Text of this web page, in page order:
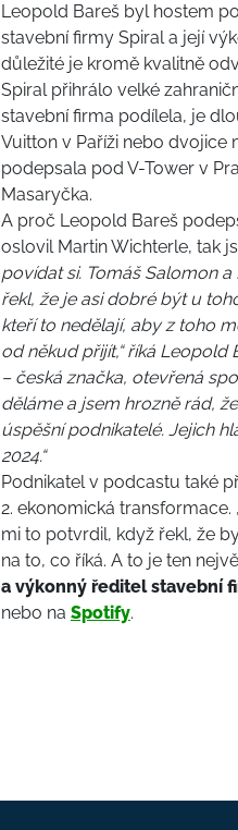
Leopold Bareš byl hostem
stavební firmy Spiral a její
důležité je kromě kvalitně
Spiral přihrálo velké
stavební firma podílela, je
Vuitton v Paříži nebo dvojice
podepsala pod V-Tower v
Masaryčka.
A proč Leopold Bareš
oslovil Martin Wichterle, tak
povídat si. Tomáš Salomon
řekl, že je asi dobré být u
kteří to nedělají, aby z toho
od někud přijít,“ říká Leopold
– česká značka, otevřená
děláme a jsem hrozně rád,
úspěšní podnikatelé. Jejich
2024.“
Podnikatel v podcastu také
2. ekonomická
mi to potvrdil, když řekl, že
na to, co říká. A to je ten
a výkonný ředitel stavební
nebo na Spotify.